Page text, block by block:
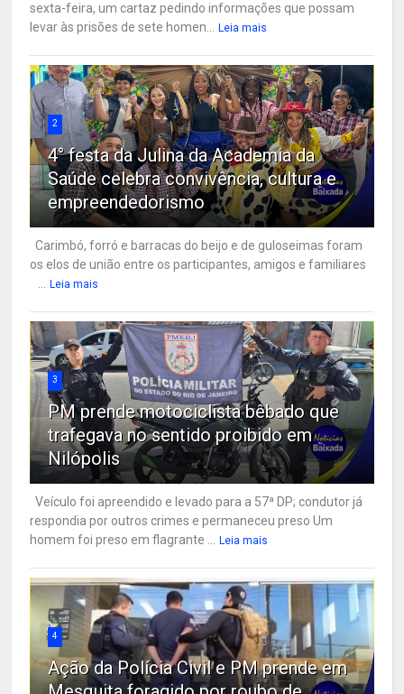
sexta-feira, um cartaz pedindo informações que possam
levar às prisões de sete homen... Leia mais
2
4° festa da Julina da Academia da
Saúde celebra convivência, cultura e
empreendedorismo
Carimbó, forró e barracas do beijo e de guloseimas foram
os elos de união entre os participantes, amigos e familiares
... Leia mais
3
PM prende motociclista bêbado que
trafegava no sentido proibido em
Nilópolis
Veículo foi apreendido e levado para a 57ª DP; condutor já
respondia por outros crimes e permaneceu preso Um
homem foi preso em flagrante ... Leia mais
4
Ação da Polícia Civil e PM prende em